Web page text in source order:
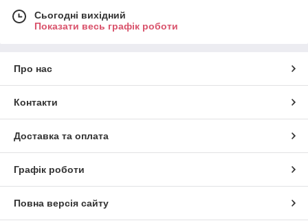
Сьогодні вихідний
Показати весь графік роботи
Про нас
Контакти
Доставка та оплата
Графік роботи
Повна версія сайту